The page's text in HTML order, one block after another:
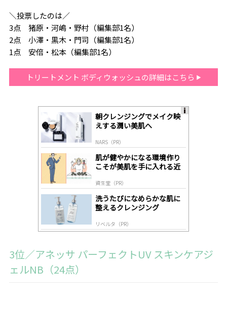
＼投票したのは／
3点 猪原・河嶋・野村（編集部1名）
2点 小澤・黒木・門司（編集部1名）
1点 安倍・松本（編集部1名）
トリートメント ボディウォッシュの詳細はこちら
朝クレンジングでメイク映
えする潤い美肌へ
NARS（PR）
肌が健やかになる環境作り
こそが美肌を手に入れる近
資生堂（PR）
洗うたびになめらかな肌に
整えるクレンジング
リベルタ（PR）
3位／アネッサ パーフェクトUV スキンケアジ
ェルNB（24点）